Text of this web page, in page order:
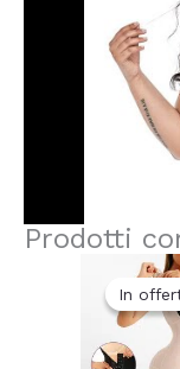
Prodotti
In
In
Il
era: